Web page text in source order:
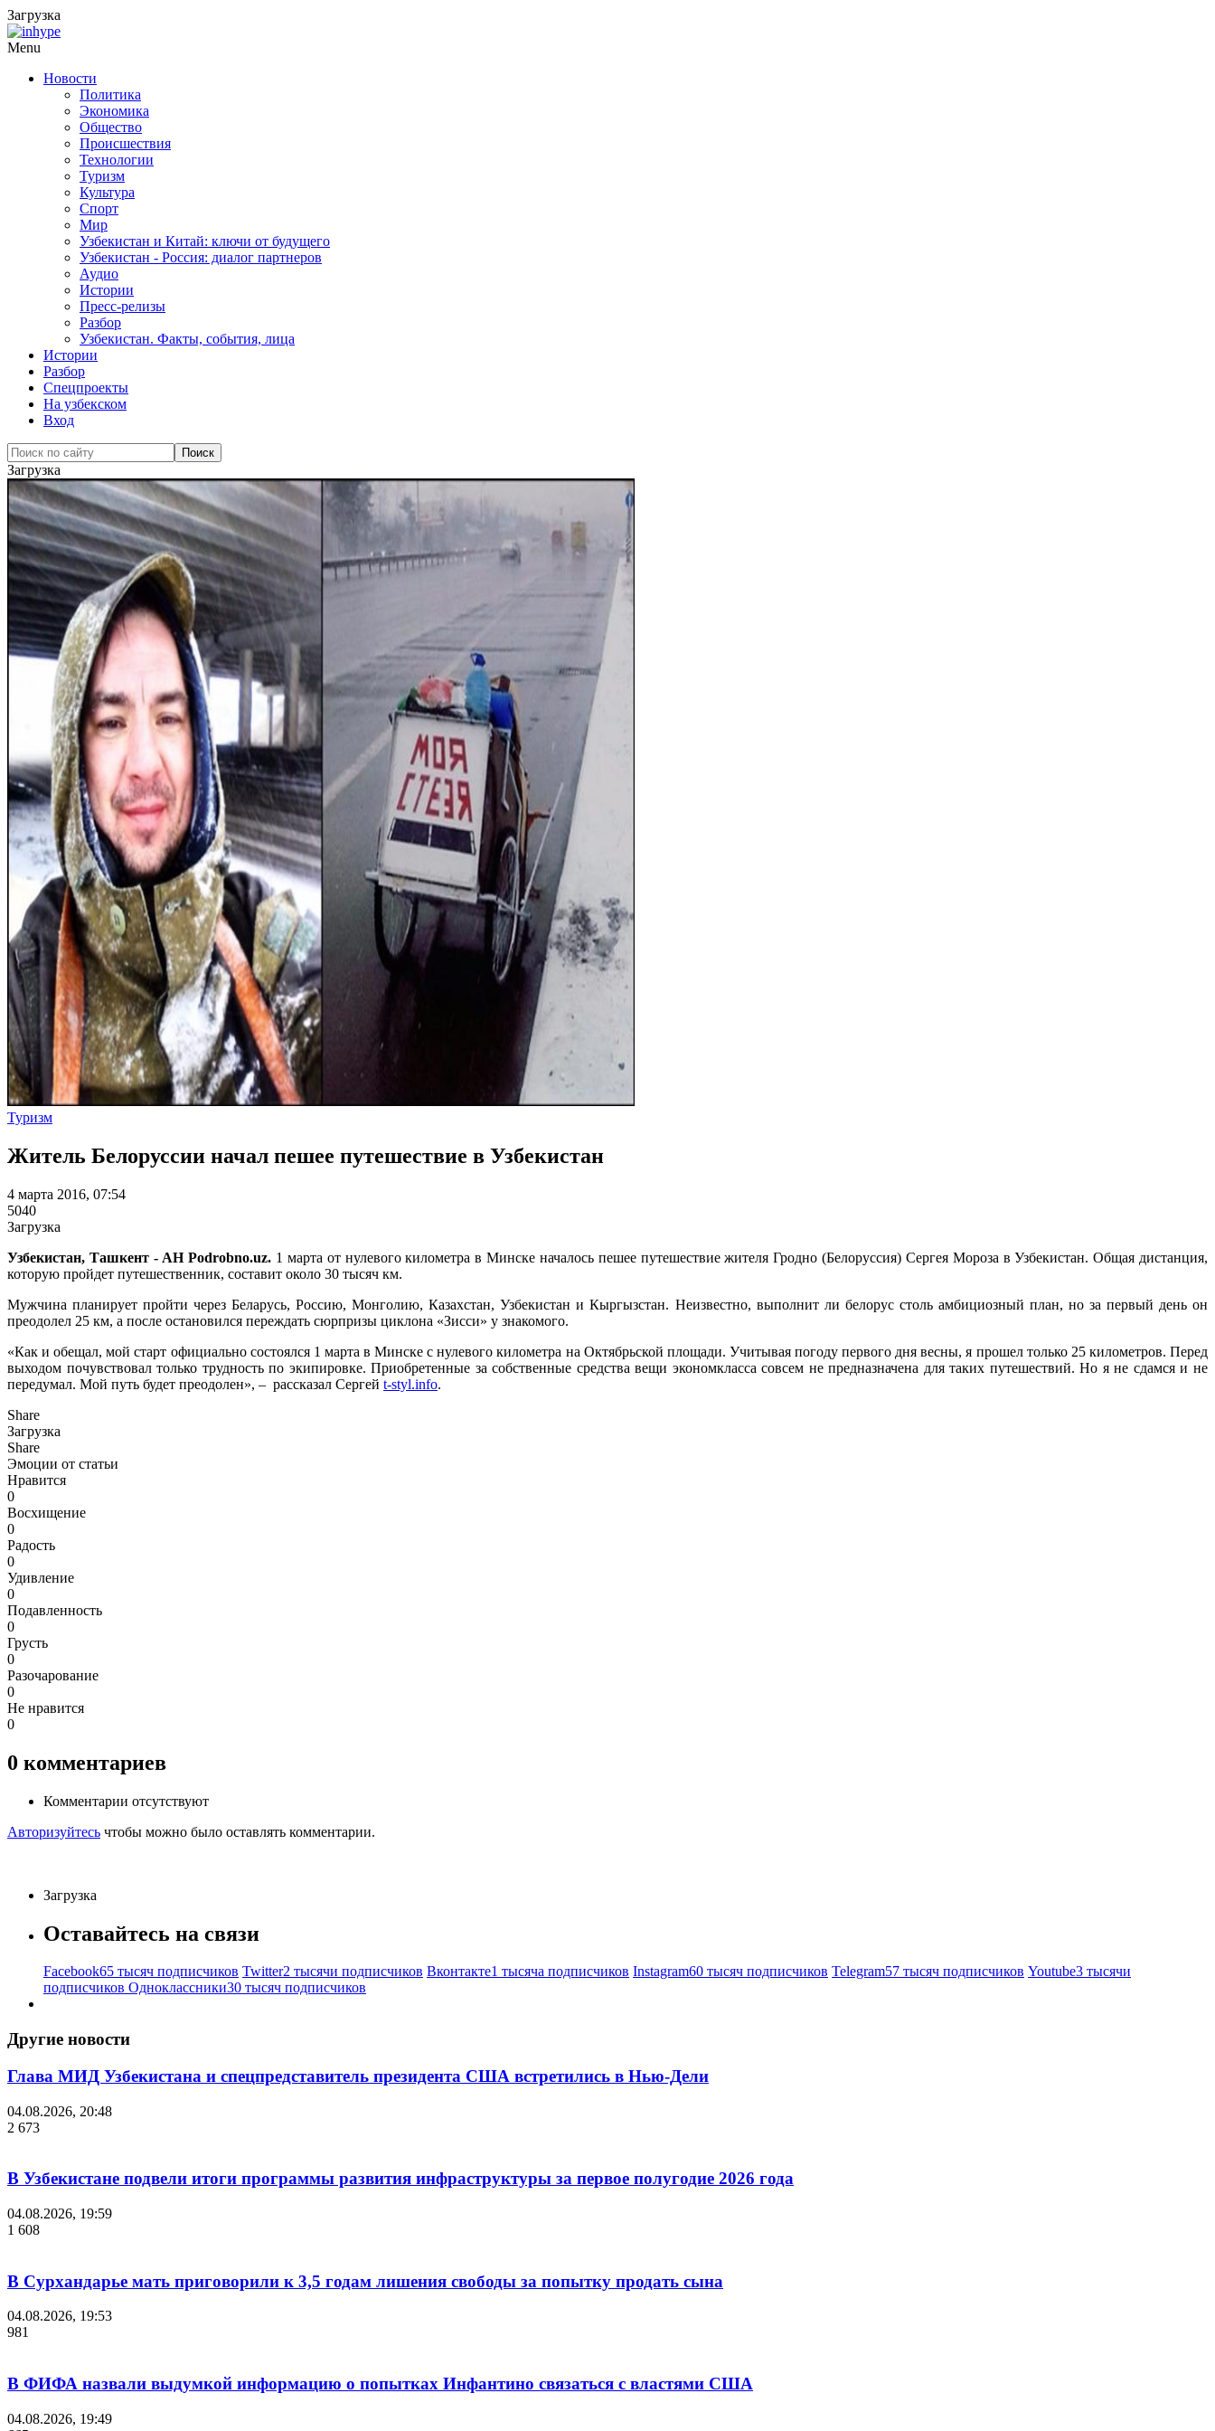
Загрузка
Menu
Новости
Политика
Экономика
Общество
Происшествия
Технологии
Туризм
Культура
Спорт
Мир
Узбекистан и Китай: ключи от будущего
Узбекистан - Россия: диалог партнеров
Аудио
Истории
Пресс-релизы
Разбор
Узбекистан. Факты, события, лица
Истории
Разбор
Спецпроекты
На узбекском
Вход
Загрузка
Туризм
Житель Белоруссии начал пешее путешествие в Узбекистан
4 марта 2016, 07:54
5040
Загрузка
Узбекистан, Ташкент - АН Podrobno.uz. 1 марта от нулевого километра в Минске началось пешее путешествие жителя Гродно (Белоруссия) Сергея Мороза в Узбекистан. Общая дистанция,
которую пройдет путешественник, составит около 30 тысяч км.
Мужчина планирует пройти через Беларусь, Россию, Монголию, Казахстан, Узбекистан и Кыргызстан. Неизвестно, выполнит ли белорус столь амбициозный план, но за первый день он
преодолел 25 км, а после остановился переждать сюрпризы циклона «Зисси» у знакомого.
«Как и обещал, мой старт официально состоялся 1 марта в Минске с нулевого километра на Октябрьской площади. Учитывая погоду первого дня весны, я прошел только 25 километров. Перед
выходом почувствовал только трудность по экипировке. Приобретенные за собственные средства вещи экономкласса совсем не предназначена для таких путешествий. Но я не сдамся и не
передумал. Мой путь будет преодолен», – рассказал Сергей t-styl.info.
Share
Загрузка
Share
Эмоции от статьи
Нравится
0
Восхищение
0
Радость
0
Удивление
0
Подавленность
0
Грусть
0
Разочарование
0
Не нравится
0
0 комментариев
Комментарии отсутствуют
Авторизуйтесь чтобы можно было оставлять комментарии.
Загрузка
Оставайтесь на связи
Facebook65 тысяч подписчиков Twitter2 тысячи подписчиков Вконтакте1 тысяча подписчиков Instagram60 тысяч подписчиков Telegram57 тысяч подписчиков Youtube3 тысячи
подписчиков Одноклассники30 тысяч подписчиков
Другие новости
Глава МИД Узбекистана и спецпредставитель президента США встретились в Нью-Дели
04.08.2026, 20:48
2 673
В Узбекистане подвели итоги программы развития инфраструктуры за первое полугодие 2026 года
04.08.2026, 19:59
1 608
В Сурхандарье мать приговорили к 3,5 годам лишения свободы за попытку продать сына
04.08.2026, 19:53
981
В ФИФА назвали выдумкой информацию о попытках Инфантино связаться с властями США
04.08.2026, 19:49